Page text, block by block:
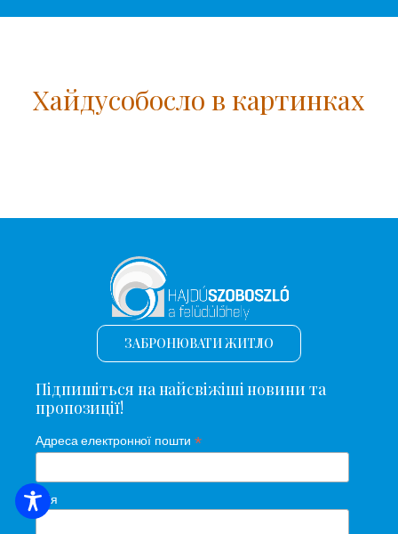
Хайдусобосло в картинках
ПОШУК ЖИТЛА
ЗАБРОНЮВАТИ ЖИТЛО
Підпишіться на найсвіжіші новини та
пропозиції!
Адреса електронної пошти *
Ім'я